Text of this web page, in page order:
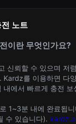
노트
이란 무엇인가요?
신뢰할 수 있으며 저
Kardz를 이용하면 다
내에서 빠르게 충전 보
1~3분 내에 완료됩
수 있습니다).